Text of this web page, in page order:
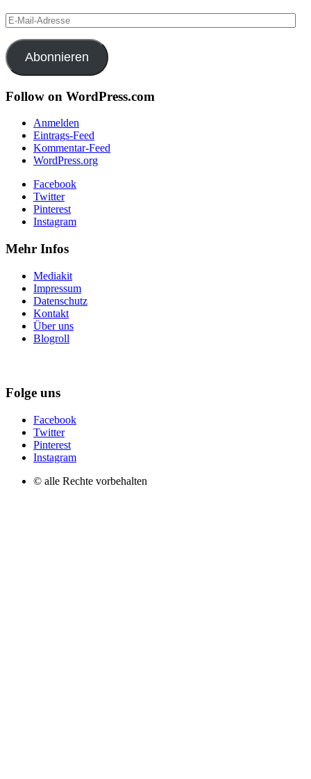
E-
Mail-
Adresse
Abonnieren
Follow on WordPress.com
Anmelden
Eintrags-Feed
Kommentar-Feed
WordPress.org
Facebook
Twitter
Pinterest
Instagram
Mehr Infos
Mediakit
Impressum
Datenschutz
Kontakt
Über uns
Blogroll
Folge uns
Facebook
Twitter
Pinterest
Instagram
© alle Rechte vorbehalten